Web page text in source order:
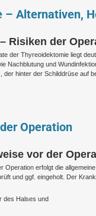
Alternativen,
Risiken der
der Thyreoidektomie liegt
Nachblutung und
der hinter der Schilddrüse auf
Operation
vor der
Operation erfolgt die
und ggf. eingeholt. Der
des Halses und